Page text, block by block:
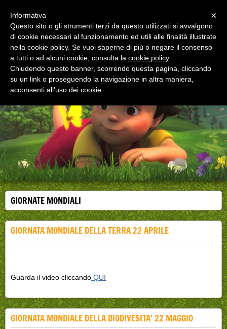
EDUCAZIONE ALLA SALUTE
Corsi, convegni e didattica di formazione e
aggiornamento per operatori della salute
GIORNATE MONDIALI
GIORNATA MONDIALE DELLA TERRA 22 APRILE
Guarda il video cliccando QUI
GIORNATA MONDIALE DELLA BIODIVESITA' 22 MAGGIO
×
Informativa
Questo sito o gli strumenti terzi da questo utilizzati si avvalgono
di cookie necessari al funzionamento ed utili alle finalità illustrate
nella cookie policy. Se vuoi saperne di più o negare il consenso
a tutti o ad alcuni cookie, consulta la cookie policy.
Chiudendo questo banner, scorrendo questa pagina, cliccando
su un link o proseguendo la navigazione in altra maniera,
acconsenti all’uso dei cookie.